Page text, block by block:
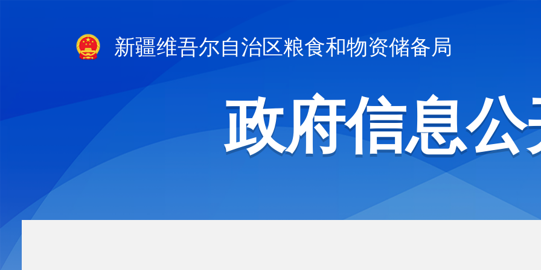
新疆维吾尔自治区粮食和物资储备局
政府信息公